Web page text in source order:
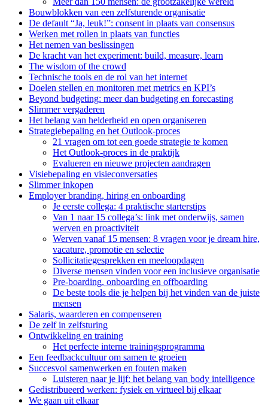
Bouwblokken van een zelfsturende organisatie
De default “Ja, leuk!”: consent in plaats van consensus
Werken met rollen in plaats van functies
Het nemen van beslissingen
De kracht van het experiment: build, measure, learn
The wisdom of the crowd
Technische tools en de rol van het internet
Doelen stellen en monitoren met metrics en KPI’s
Beyond budgeting: meer dan budgeting en forecasting
Slimmer vergaderen
Het belang van helderheid en open organiseren
Strategiebepaling en het Outlook-proces
21 vragen om tot een goede strategie te komen
Het Outlook-proces in de praktijk
Evalueren en nieuwe projecten aandragen
Visiebepaling en visieconversaties
Slimmer inkopen
Employer branding, hiring en onboarding
Je eerste collega: 4 praktische starterstips
Van 1 naar 15 collega’s: link met onderwijs, samen
werven en proactiviteit
Werven vanaf 15 mensen: 8 vragen voor je dream hire,
vacature, promotie en selectie
Sollicitatiegesprekken en meeloopdagen
Diverse mensen vinden voor een inclusieve organisatie
Pre-boarding, onboarding en offboarding
De beste tools die je helpen bij het vinden van de juiste
mensen
Salaris, waarderen en compenseren
De zelf in zelfsturing
Ontwikkeling en training
Het perfecte interne trainingsprogramma
Een feedbackcultuur om samen te groeien
Succesvol samenwerken en fouten maken
Luisteren naar je lijf: het belang van body intelligence
Gedistribueerd werken: fysiek en virtueel bij elkaar
We gaan uit elkaar